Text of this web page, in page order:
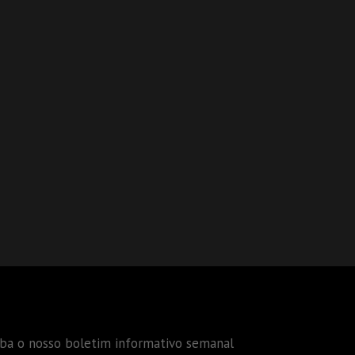
o nosso boletim informativo semanal